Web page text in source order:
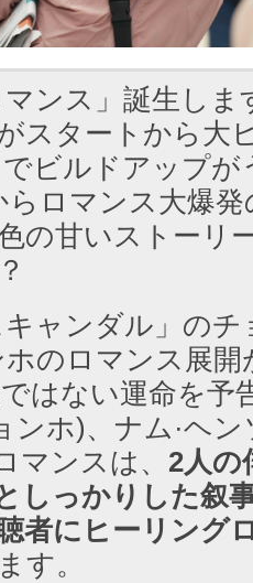
マンス」誕生し
スタートから大
ビルドアップが
らロマンス大爆
の甘いストーリ
キャンダル」の
ホのロマンス展
はない運命を予
ンホ)、ナム·ヘ
マンスは、 2人の
しっかりした叙
者にヒーリング
す。